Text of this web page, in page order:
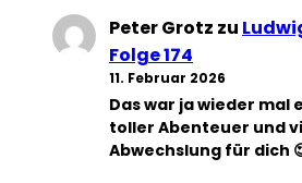
Peter Grotz zu
Folge 174
11. Februar 2026
Das war ja wieder mal
toller Abenteuer und
Abwechslung für dich